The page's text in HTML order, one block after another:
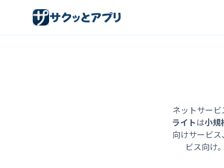
ネットサー
ライトは小規
向けサービス
ビス向け